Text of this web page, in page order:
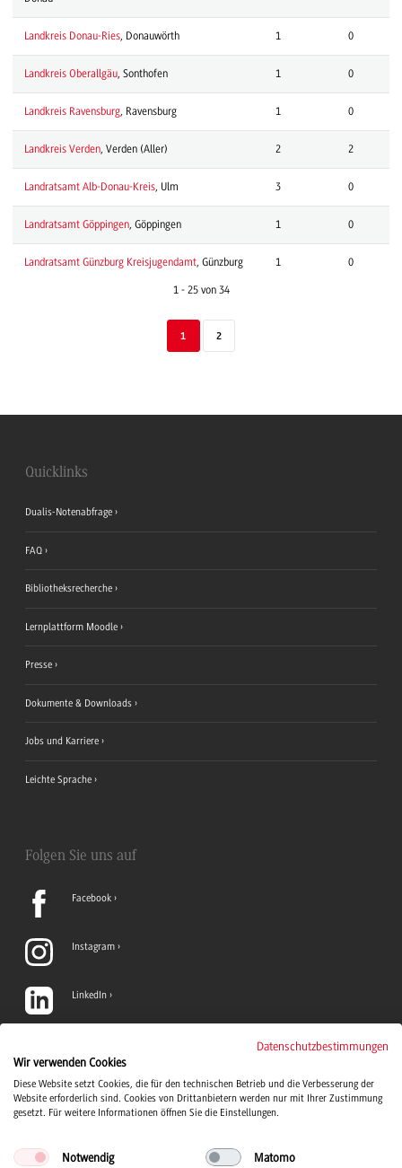
Landkreis Donau-Ries, Donauwörth 1 0
Landkreis Oberallgäu, Sonthofen 1 0
Landkreis Ravensburg, Ravensburg 1 0
Landkreis Verden, Verden (Aller) 2 2
Landratsamt Alb-Donau-Kreis, Ulm 3 0
Landratsamt Göppingen, Göppingen 1 0
Landratsamt Günzburg Kreisjugendamt, Günzburg 1 0
1 - 25 von 34
1 2
Quicklinks
Dualis-Notenabfrage
FAQ
Bibliotheksrecherche
Lernplattform Moodle
Presse
Dokumente & Downloads
Jobs und Karriere
Leichte Sprache
Folgen Sie uns auf
Facebook
Instagram
LinkedIn
YouTube
Datenschutzbestimmungen
Wir verwenden Cookies
Diese Website setzt Cookies, die für den technischen Betrieb und die Verbesserung der
Website erforderlich sind. Cookies von Drittanbietern werden nur mit Ihrer Zustimmung
gesetzt. Für weitere Informationen öffnen Sie die Einstellungen.
Notwendig Matomo